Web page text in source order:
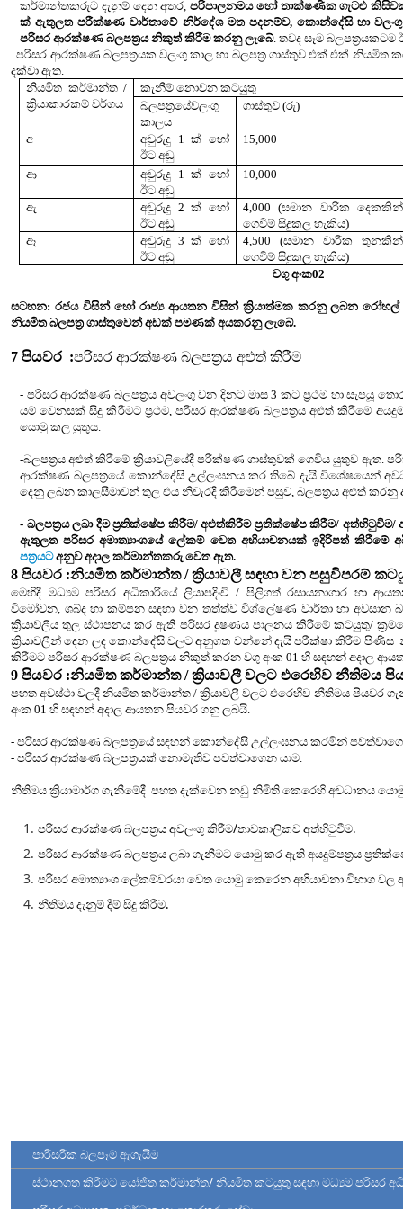
කර්මාන්තකරුට දැනුම් දෙන අතර, පරිපාලනමය හෝ තාක්ෂණික ගැටළු
ක් ඇතුලත පරීක්ෂණ වාර්තාවේ නිර්දේශ මත පදනම්ව, කොන්දේසි හා
පරිසර ආරක්ෂණ බලපත්‍රය නිකුත් කිරීම කරනු ලැබේ. තවද සෑම
පරිසර ආරක්ෂණ බලපත්‍රයක වලංගු කාල හා බලපත්‍ර ගාස්තුව එක් එක් නියමිත
දක්වා ඇත.
නියමිත කර්මාන්ත /
ක්‍රියාකාරකම් වර්ගය
කැනීම් නොවන කටයුතු
බලපත්‍රයේවලංගු
කාලය
ගාස්තුව (රු)
අ
අවුරුදු 1 ක් හෝ
ඊට අඩු
15,000
ආ
අවුරුදු 1 ක් හෝ
ඊට අඩු
10,000
ඇ
අවුරුදු 2 ක් හෝ
ඊට අඩු
4,000 (සමාන වාරික දෙකකින්
ගෙවීම් සිදුකල හැකිය)
ඈ
අවුරුදු 3 ක් හෝ
ඊට අඩු
4,500 (සමාන වාරික තුනකින්
ගෙවීම් සිදුකල හැකිය)
වගු අංක02
සටහන: රජය විසින් හෝ රාජ්‍ය ආයතන විසින් ක්‍රියාත්මක කරනු ලබන
නියමිත බලපත්‍ර ගාස්තුවෙන් අඩක් පමණක් අයකරනු ලැබේ.
7පියවර :පරිසර ආරක්ෂණ බලපත්‍රය අළුත් කිරීම
- පරිසර ආරක්ෂණ බලපත්‍රය අවලංගු වන දිනට මාස 3 කට ප්‍රථම හා සැපයූ
යම් වෙනසක් සිදු කිරීමට ප්‍රථම, පරිසර ආරක්ෂණ බලපත්‍රය අළුත් කිරීමේ
යොමු කල යුතුය.
-බලපත්‍රය අළුත් කිරීමේ ක්‍රියාවලියේදී පරීක්ෂණ ගාස්තුවක් ගෙවිය යුතුව ඇත.
ආරක්ෂණ බලපත්‍රයේ කොන්දේසි උල්ලංඝනය කර තිබේ දැයි විශේෂයෙන්
දෙනු ලබන කාලසීමාවන් තුල එය නිවැරදි කිරීමෙන් පසුව, බලපත්‍රය අළුත්
- බලපත්‍රය ලබා දීම ප්‍රතික්ෂේප කිරීම/ අළුත්කිරීම ප්‍රතික්ෂේප කිරීම/
ඇතුලත පරිසර අමාත්‍යාංශයේ ලේකම් වෙත අභියාචනයක් ඉදිරිපත් කිරීමේ
පත්‍රයටඅනුව අදාල කර්මාන්තකරු වෙත ඇත.
8 පියවර :නියමිත කර්මාන්ත / ක්‍රියාවලී සඳහා වන පසුවිපරම්
මෙහිදී මධ්‍යම පරිසර අධිකාරියේ ලියාපදිංචි / පිලිගත් රසායනාගාර
විමෝචන, ශබ්ද හා කම්පන සඳහා වන තත්ත්ව විශ්ලේෂණ වාර්තා හා අවසාන
ක්‍රියාවලීය තුල ස්ථාපනය කර ඇති පරිසර දූෂණය පාලනය කිරීමේ කටයුතු/
ක්‍රියාවලීන් දෙන ලද කොන්දේසි වලට අනුගත වන්නේ දැයි පරීක්ෂා කිරීම පිණිස
කිරීමට පරිසර ආරක්ෂණ බලපත්‍රය නිකුත් කරන වගු අංක 01 හි සඳහන් අදාල
9 පියවර :නියමිත කර්මාන්ත / ක්‍රියාවලී වලට එරෙහිව නීතිමය
පහත අවස්ථා වලදී නියමිත කර්මාන්ත / ක්‍රියාවලී වලට එරෙහිව නීතිමය පියවර
අංක 01 හි සඳහන් අදාල ආයතන පියවර ගනු ලබයි.
- පරිසර ආරක්ෂණ බලපත්‍රයේ සඳහන් කොන්දේසි උල්ලංඝනය කරමින්
- පරිසර ආරක්ෂණ බලපත්‍රයක් නොමැතිව පවත්වාගෙන යාම.
නීතිමය ක්‍රියාමාර්ග ගැනීමේදී පහත දැක්වෙන නඩු නිමිති කෙරෙහි අවධානය
පරිසර ආරක්ෂණ බලපත්‍රය අවලංගු කිරීම/තාවකාලිකව අත්හිටුවීම.
පරිසර ආරක්ෂණ බලපත්‍රය ලබා ගැනීමට යොමු කර ඇති අයදුම්පත්‍රය
පරිසර අමාත්‍යාංශ ලේකම්වරයා වෙත යොමු කෙරෙන අභියාචනා විභාග
නීතිමය දැනුම් දීම් සිදු කිරීම.
පාරිසරික බලපෑම් ඇගැයීම
ස්ථානගත කිරීමට යෝජිත කර්මාන්ත/ නියමිත කටයුතු සඳහා මධ්‍යම පරිසර